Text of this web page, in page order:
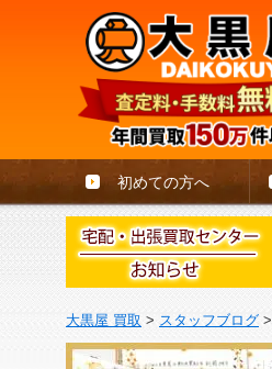
初めての方へ
大黒屋 買取 > スタッフブログ >